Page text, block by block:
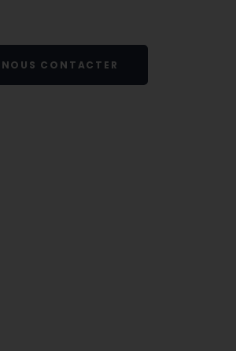
NOUS CONTACTER